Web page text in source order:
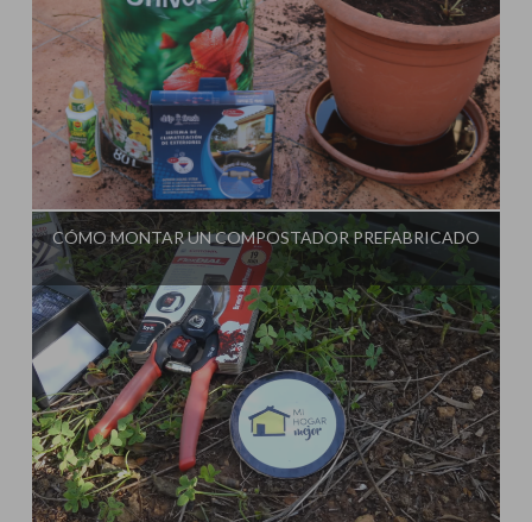
Influencer:
CÓMO MONTAR UN COMPOSTADOR PREFABRICADO